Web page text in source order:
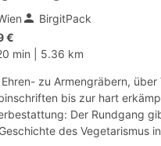
person BirgitPack
€
min
5.36 km
Ehren- zu Armengräbern, über
bis zur hart
Der Rundgang
des Vegetarismus